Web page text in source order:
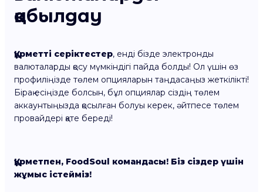
қабылдау
Құрметті серіктестер, енді бізде электронды
валюталарды қосу мүмкіндігі пайда болды! Ол үшін өз
профиліңізде төлем опцияларын таңдасаңыз жеткілікті!
Бірақ есіңізде болсын, бұл опциялар сіздің төлем
аккаунтыңызда қосылған болуы керек, әйтпесе төлем
провайдері қате береді!
Құрметпен, FoodSoul командасы! Біз сіздер үшін
жұмыс істейміз!